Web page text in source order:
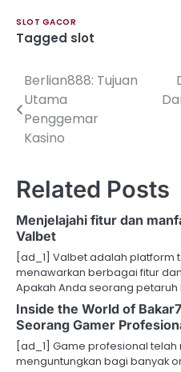
SLOT GACOR
Tagged slot
Post
navigation
Berlian888: Tujuan
Utama
Penggemar
Kasino
Related Posts
Menjelajahi fitur dan
Valbet
[ad_1] Valbet adalah platform
menawarkan berbagai fitur
Apakah Anda seorang
Inside the World of
Seorang Gamer
[ad_1] Game profesional
menguntungkan bagi banyak